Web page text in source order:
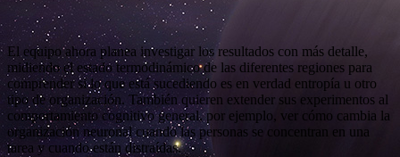
El equipo ahora planea investigar los resultados con más detalle,
midiendo el estado termodinámico de las diferentes regiones para
comprender si lo que está sucediendo es en verdad entropía u otro
tipo de organización. También quieren extender sus experimentos al
comportamiento cognitivo general, por ejemplo, ver cómo cambia la
organización neuronal cuando las personas se concentran en una
tarea y cuando están distraídas.